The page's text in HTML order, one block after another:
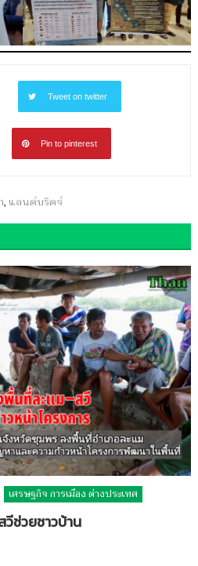
Tweet on twitter
Pin to pinterest
, แลนด์บริดจ์
เศรษฐกิจ การเมือง ต่างประเทศ
ช่วยชาวบ้าน